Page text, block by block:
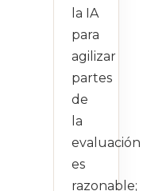
la IA
para
agilizar
partes
de
la
evaluación
es
razonable;